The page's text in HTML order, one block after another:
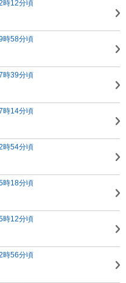
時12分頃
時58分頃
時39分頃
時14分頃
時54分頃
時18分頃
時12分頃
時56分頃